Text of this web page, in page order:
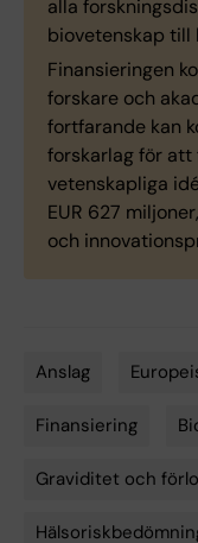
alla
biovetenskap till
Finansieringen
forskare och
fortfarande kan
forskarlag för att
vetenskapliga
EUR 627
och
Anslag
Finansiering
Graviditet och